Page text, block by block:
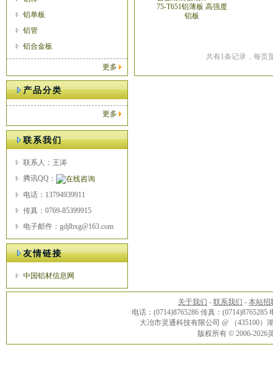
铝单板
铝管
铝合金板
更多
产品分类
更多
联系我们
联系人：王涛
腾讯QQ：
电话：13794939911
传真：0769-85399915
电子邮件：gdjlbxg@163.com
友情链接
中国铝材信息网
75-T651铝薄板 高强度
铝板
共有1条记录，每页
关于我们 - 联系我们 - 本站招
电话：(0714)8765286 传真：(0714)8765285
大冶市灵通科技有限公司 @ （435100
版权所有 © 2006-2026